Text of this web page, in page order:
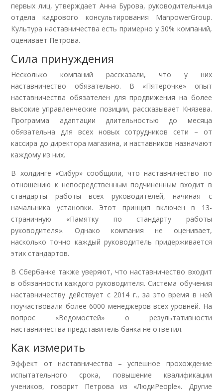
первых лиц, утверждает Анна Бурова, руководительница
отдела кадрового консультирования ManpowerGroup.
Культура наставничества есть примерно у 30% компаний,
оценивает Петрова.
Сила принуждения
Несколько компаний рассказали, что у них
наставничество обязательно. В «Пятерочке» опыт
наставничества обязателен для продвижения на более
высокие управленческие позиции, рассказывает Князева.
Программа адаптации длительностью до месяца
обязательна для всех новых сотрудников сети – от
кассира до директора магазина, и наставников назначают
каждому из них.
В холдинге «Сибур» сообщили, что наставничество по
отношению к непосредственным подчиненным входит в
стандарты работы всех руководителей, начиная с
начальника установки. Этот принцип включен в 13-
страничную «Памятку по стандарту работы
руководителя». Однако компания не оценивает,
насколько точно каждый руководитель придерживается
этих стандартов.
В Сбербанке также уверяют, что наставничество входит
в обязанности каждого руководителя. Система обучения
наставничеству действует с 2014 г., за это время в ней
поучаствовали более 6000 менеджеров всех уровней. На
вопрос «Ведомостей» о результативности
наставничества представитель банка не ответил.
Как измерить
Эффект от наставничества – успешное прохождение
испытательного срока, повышение квалификации
учеников, говорит Петрова из «ЛюдиPeople». Другие